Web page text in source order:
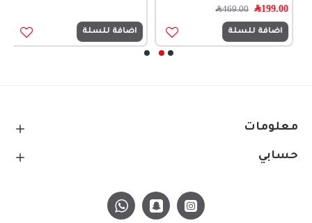
199.00﷼ 469.00﷼
اضافة للسلة اضافة للسلة
معلومات
حسابي